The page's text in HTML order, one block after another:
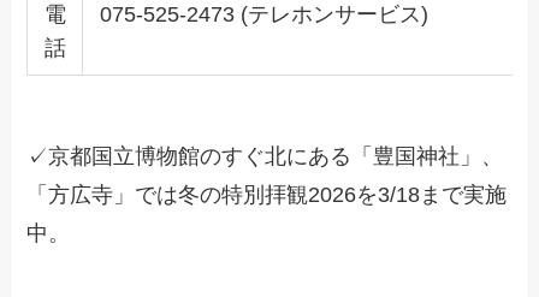
電
話
075-525-2473 (テレホンサービス)
✓京都国立博物館のすぐ北にある「豊国神社」、
「方広寺」では冬の特別拝観2026を3/18まで実施
中。